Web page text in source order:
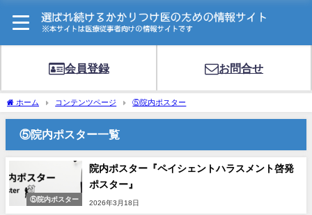
会員登録 お問合せ
ホーム コンテンツページ ⑤院内ポスター
⑤院内ポスター一覧
⑤院内ポスター
院内ポスター『ペイシェントハラスメント啓発
ポスター』
2026年3月18日